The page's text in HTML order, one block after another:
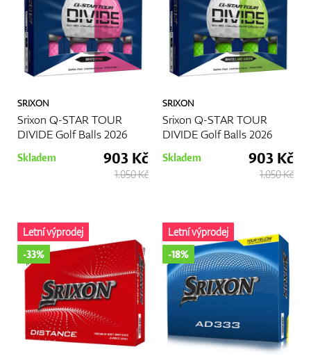
SRIXON
Srixon Q-STAR TOUR
DIVIDE Golf Balls 2026
Skladem 903 Kč
1.050 Kč
SRIXON
Srixon Q-STAR TOUR
DIVIDE Golf Balls 2026
Skladem 903 Kč
1.050 Kč
Letní výprodej
-33%
Letní výprodej
-18%